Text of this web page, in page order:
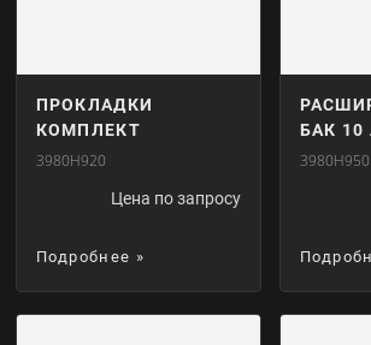
ПРОКЛАДКИ
КОМПЛЕКТ
3980H920
Цена по запросу
Подробнее »
БАК 10
3980H950